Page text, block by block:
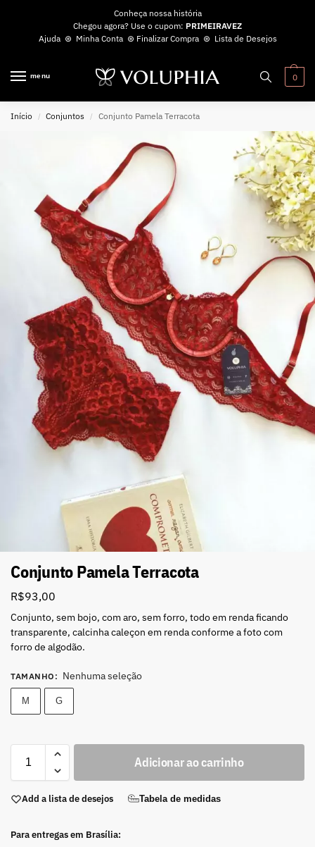
Conheça nossa história
Chegou agora? Use o cupom: PRIMEIRAVEZ
Ajuda⊛ Minha Conta⊛ Finalizar Compra⊛ Lista de Desejos
menu 0
Início / Conjuntos / Conjunto Pamela Terracota
Conjunto Pamela Terracota
R$93,00
Conjunto, sem bojo, com aro, sem forro, todo em renda ficando
transparente, calcinha caleçon em renda conforme a foto com
forro de algodão.
TAMANHO : Nenhuma seleção
M G
Adicionar ao carrinho
Add a lista de desejos Tabela de medidas
Para entregas em Brasília: